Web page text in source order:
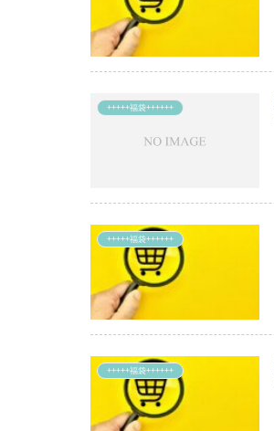
+++++福袋++++++
+++++福袋++++++
+++++福袋++++++